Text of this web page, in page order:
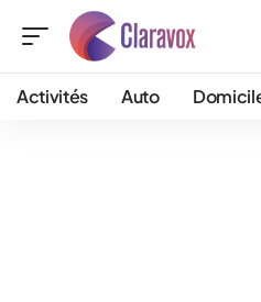
Activités Auto